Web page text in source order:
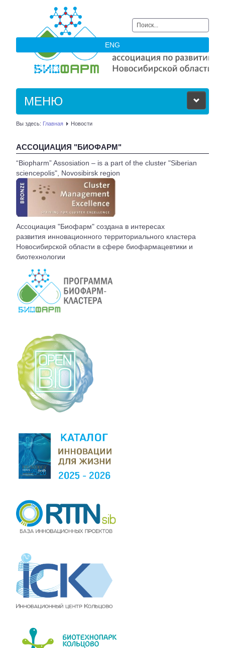
Искать...
ENG
МЕНЮ
ОБ АССОЦИАЦИИ
ЧЛЕНЫ АССОЦИАЦИИ
НОВОСТИ
АКТУАЛЬНОЕ
ВСТУПЛЕНИЕ
КОНТАКТЫ
БЮРО АССОЦИАЦИИ
Вы здесь: Главная Новости
АССОЦИАЦИЯ "БИОФАРМ"
“Biopharm” Assosiation – is a part of the cluster "Siberian
sciencepolis", Novosibirsk region
Ассоциация "Биофарм" создана в интересах
развития инновационного территориального кластера
Новосибирской области в сфере биофармацевтики и
биотехнологии